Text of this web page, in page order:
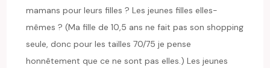
mamans pour leurs filles ? Les jeunes filles elles-
mêmes ? (Ma fille de 10,5 ans ne fait pas son shopping
seule, donc pour les tailles 70/75 je pense
honnêtement que ce ne sont pas elles.) Les jeunes